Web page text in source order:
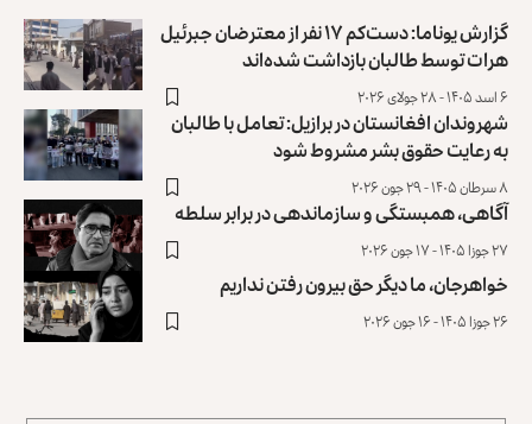
گزارش یوناما: دست‌کم ۱۷ نفر از معترضان جبرئیل
هرات توسط طالبان ‏بازداشت شده‌اند
۶ اسد ۱۴۰۵ - ۲۸ جولای ۲۰۲۶
شهروندان افغانستان در برازیل: تعامل با طالبان
به رعایت حقوق‌‌ بشر مشروط شود
۸ سرطان ۱۴۰۵ - ۲۹ جون ۲۰۲۶
آگاهی، همبستگی و سازماندهی در برابر سلطه
۲۷ جوزا ۱۴۰۵ - ۱۷ جون ۲۰۲۶
خواهرجان، ما دیگر حق بیرون رفتن نداریم
۲۶ جوزا ۱۴۰۵ - ۱۶ جون ۲۰۲۶